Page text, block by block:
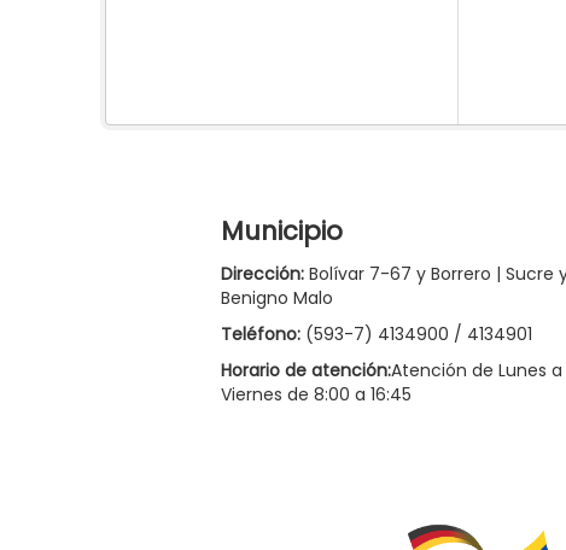
Municipio
Dirección: Bolívar 7-67 y Borrero | Sucre
Benigno Malo
Teléfono: (593-7) 4134900 / 4134901
Horario de atención:Atención de Lunes a
Viernes de 8:00 a 16:45